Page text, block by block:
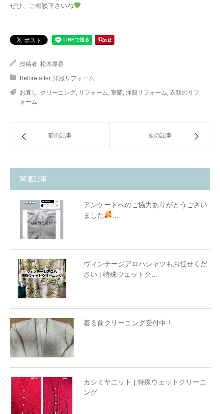
ぜひ、ご相談下さいね
投稿者: 松木厚香
Before after, 洋服リフォーム
お直し , クリーニング, リフォーム, 室蘭, 洋服リフォーム, 衣類のリフ
ォーム
前の記事 次の記事
関連記事
アンケートへのご協力ありがとうござい
ました
ヴィンテージアロハシャツもお任せくだ
さい | 特殊ウェットク…
着る前クリーニング受付中！
カシミヤニット | 特殊ウェットクリーニ
ング